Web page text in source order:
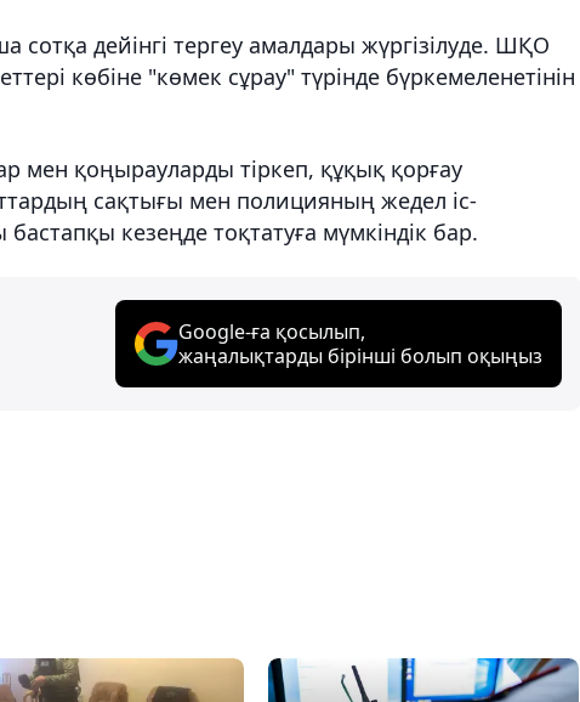
сотқа дейінгі тергеу амалдары жүргізілуде. ШҚО
көбіне "көмек сұрау" түрінде бүркемеленетінін
мен қоңырауларды тіркеп, құқық қорғау
сақтығы мен полицияның жедел іс-
кезеңде тоқтатуға мүмкіндік бар.
Google-ға қосылып,
жаңалықтарды бірінші болып оқыңыз